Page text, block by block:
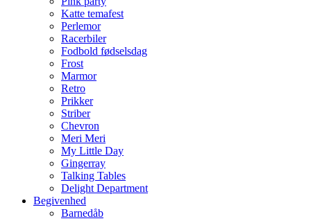
Katte temafest
Perlemor
Racerbiler
Fodbold fødselsdag
Frost
Marmor
Retro
Prikker
Striber
Chevron
Meri Meri
My Little Day
Gingerray
Talking Tables
Delight Department
Begivenhed
Barnedåb